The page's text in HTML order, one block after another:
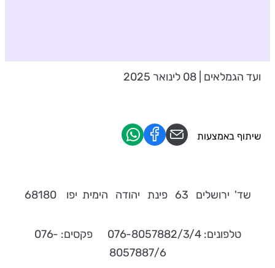
ועד הגמלאים | 08 לינואר 2025
שד' ירושלים 63 פינת יהודה הימית יפו 68180
טלפונים: 076-8057882/3/4 פקסים: 076-
8057887/6
שיתוף באמצעות